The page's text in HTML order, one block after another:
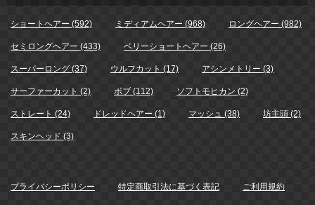
ショートヘアー (592) ミディアムヘアー (968) ロングヘアー (982)
セミロングヘアー (433) ベリーショートヘアー (26)
スーパーロング (37) ウルフカット (17) アシンメトリー (3)
サーファーカット (2) ボブ (112) ソフトモヒカン (2)
ストレート (24) ドレッドヘアー (1) マッシュ (38) 坊主頭 (2)
スキンヘッド (3)
プライバシーポリシー 特定商取引法に基づく表記 ご利用規約